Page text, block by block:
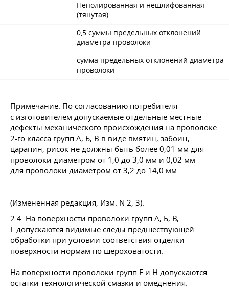
Неполированная и нешлифованная
(тянутая)
0,5 суммы предельных отклонений
диаметра проволоки
сумма предельных отклонений диаметра
проволоки
Примечание. По согласованию потребителя
с изготовителем допускаемые отдельные местные
дефекты механического происхождения на проволоке
2-го класса групп А, Б, В в виде вмятин, забоин,
царапин, рисок не должны быть более 0,01 мм для
проволоки диаметром от 1,0 до 3,0 мм и 0,02 мм —
для проволоки диаметром от 3,2 до 14,0 мм.
(Измененная редакция, Изм. N 2, 3).
2.4. На поверхности проволоки групп А, Б, В,
Г допускаются видимые следы предшествующей
обработки при условии соответствия отделки
поверхности нормам по шероховатости.
На поверхности проволоки групп Е и Н допускаются
остатки технологической смазки и омеднения.